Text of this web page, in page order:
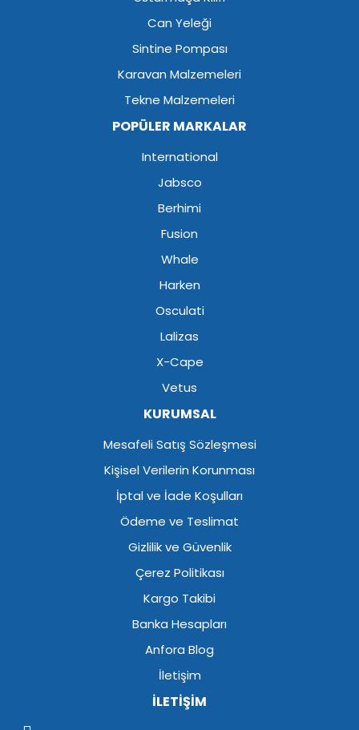
Can Yeleği
Sintine Pompası
Karavan Malzemeleri
Tekne Malzemeleri
POPÜLER MARKALAR
International
Jabsco
Berhimi
Fusion
Whale
Harken
Osculati
Lalizas
X-Cape
Vetus
KURUMSAL
Mesafeli Satış Sözleşmesi
Kişisel Verilerin Korunması
İptal ve İade Koşulları
Ödeme ve Teslimat
Gizlilik ve Güvenlik
Çerez Politikası
Kargo Takibi
Banka Hesapları
Anfora Blog
İletişim
İLETİŞİM